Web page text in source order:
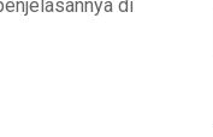
di